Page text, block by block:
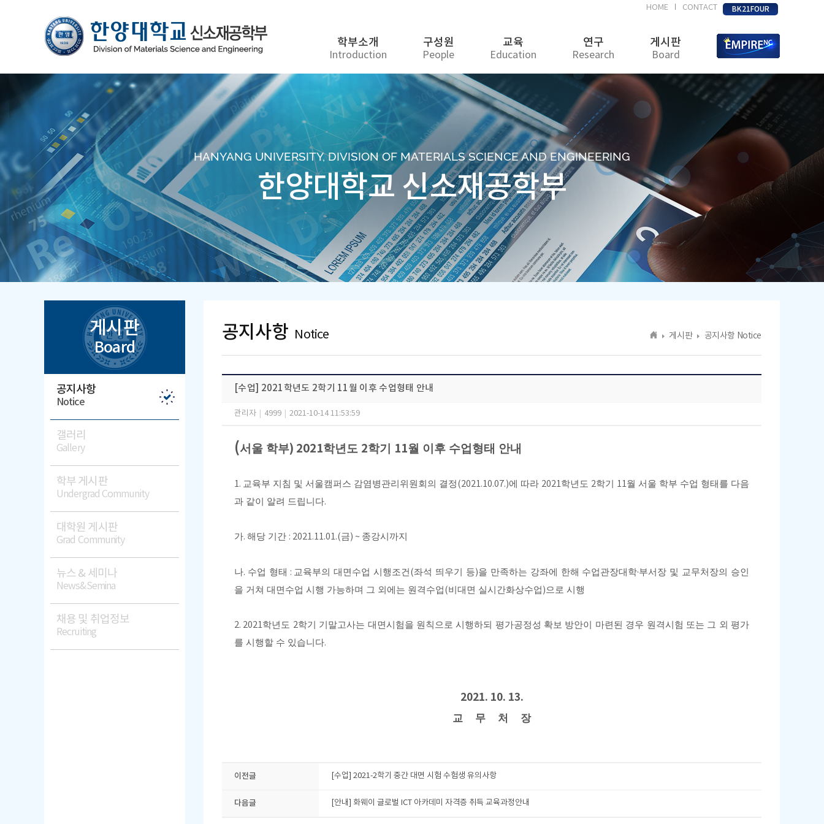
HOME CONTACT BK21FOUR
학부소개
Introduction
구성원
People
교육
Education
연구
Research
게시판
Board
HANYANG UNIVERSITY, DIVISION OF MATERIALS SCIENCE AND ENGINEERING
한양대학교 신소재공학부
게시판
Board
공지사항
Notice
갤러리
Gallery
학부 게시판
Undergrad Community
대학원 게시판
Grad Community
뉴스 & 세미나
News&Semina
채용 및 취업정보
Recruiting
공지사항 Notice 게시판 공지사항 Notice
[수업] 2021학년도 2학기 11월 이후 수업형태 안내
관리자 4999 2021-10-14 11:53:59
(서울 학부) 2021학년도 2학기 11월 이후 수업형태 안내
1. 교육부 지침 및 서울캠퍼스 감염병관리위원회의 결정(2021.10.07.)에 따라 2021학년도 2학기 11월 서울 학부 수업 형태를 다음
과 같이 알려 드립니다.
가. 해당 기간 : 2021.11.01.(금) ~ 종강시까지
나. 수업 형태 : 교육부의 대면수업 시행조건 (좌석 띄우기 등)을 만족하는 강좌에 한해 수업관장대학·부서장 및 교무처장의 승인
을 거쳐 대면수업 시행 가능하며 그 외에는 원격수업(비대면 실시간화상수업)으로 시행
2. 2021학년도 2학기 기말고사는 대면시험을 원칙으로 시행하되 평가공정성 확보 방안이 마련된 경우 원격시험 또는 그 외 평가
를 시행할 수 있습니다.
2021. 10. 13.
교 무 처 장
이전글 [수업] 2021-2학기 중간 대면 시험 수험생 유의사항
다음글 [안내] 화웨이 글로벌 ICT 아카데미 자격증 취득 교육과정안내